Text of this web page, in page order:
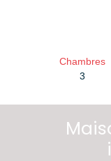
Chambres
3